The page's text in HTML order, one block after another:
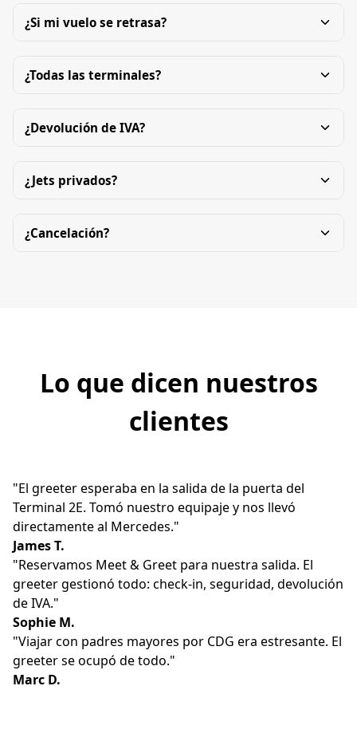
¿Si mi vuelo se retrasa?
¿Todas las terminales?
¿Devolución de IVA?
¿Jets privados?
¿Cancelación?
Lo que dicen nuestros
clientes
"El greeter esperaba en la salida de la puerta del
Terminal 2E. Tomó nuestro equipaje y nos llevó
directamente al Mercedes."
James T.
"Reservamos Meet & Greet para nuestra salida. El
greeter gestionó todo: check-in, seguridad, devolución
de IVA."
Sophie M.
"Viajar con padres mayores por CDG era estresante. El
greeter se ocupó de todo."
Marc D.